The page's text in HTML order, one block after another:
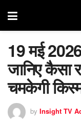
19 मई
जानिए कैसा
चमकेगी
by Insight TV